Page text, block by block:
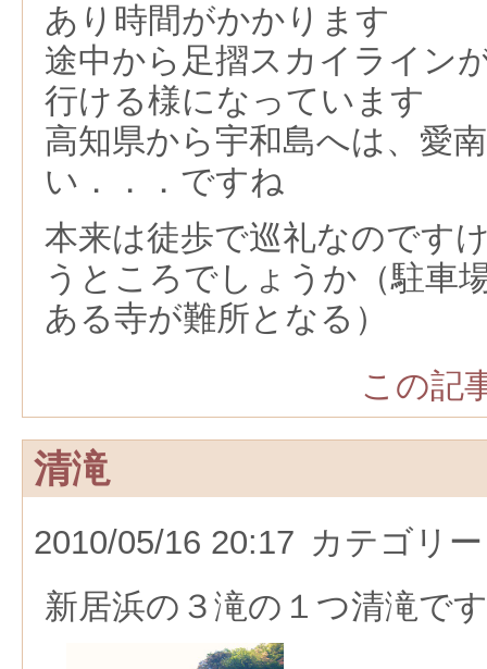
あり時間がかかります
途中から足摺スカイライン
行ける様になっています
高知県から宇和島へは、愛
い．．．ですね
本来は徒歩で巡礼なのです
うところでしょうか（駐車
ある寺が難所となる）
この記
清滝
2010/05/16 20:17 カテゴリ
新居浜の３滝の１つ清滝です